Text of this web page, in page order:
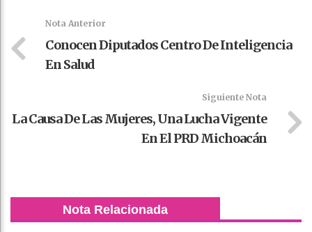
Nota Anterior
Conocen Diputados Centro De Inteligencia
En Salud
Siguiente Nota
La Causa De Las Mujeres, Una Lucha Vigente
En El PRD Michoacán
Nota Relacionada